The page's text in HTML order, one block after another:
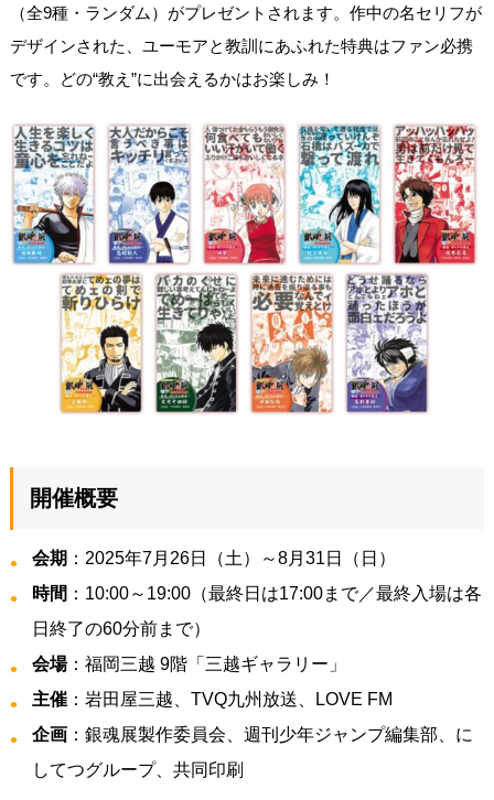
（全9種・ランダム）がプレゼントされます。作中の名セリフが
デザインされた、ユーモアと教訓にあふれた特典はファン必携
です。どの“教え”に出会えるかはお楽しみ！
開催概要
会期 ：2025年7月26日（土）～8月31日（日）
時間 ：10:00～19:00（最終日は17:00まで／最終入場は各
日終了の60分前まで）
会場：福岡三越 9階「三越ギャラリー」
主催：岩田屋三越、TVQ九州放送、LOVE FM
企画：銀魂展製作委員会、週刊少年ジャンプ編集部、に
してつグループ、共同印刷